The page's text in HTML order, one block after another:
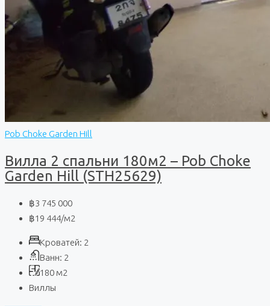
Pob Choke Garden Hill
Вилла 2 спальни 180м2 – Pob Choke
Garden Hill (STH25629)
฿3 745 000
฿19 444/м2
Кроватей: 2
Ванн: 2
180 м2
Виллы